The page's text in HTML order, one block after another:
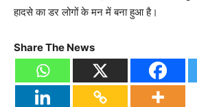
हादसे का डर लोगों के मन में बना हुआ है।
Share The News